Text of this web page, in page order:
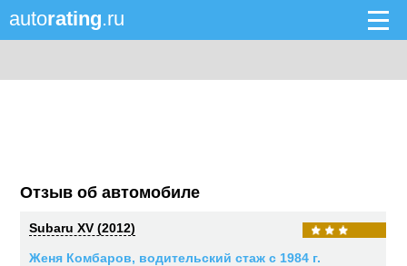
autorating.ru
Отзыв об автомобиле
Subaru XV (2012)
Женя Комбаров, водительский стаж с 1984 г.